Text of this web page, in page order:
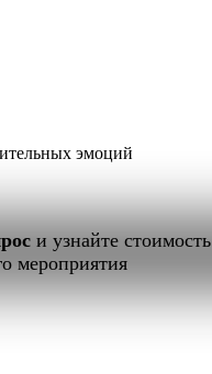
эмоций
и узнайте стоимость
мероприятия